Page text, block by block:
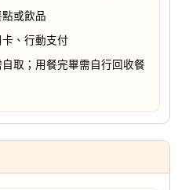
或飲品
、行動支付
取；用餐完畢需自行回收餐